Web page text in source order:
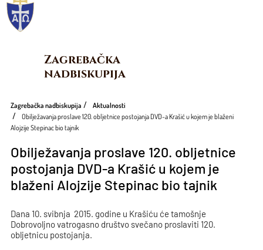
Zagrebačka
nadbiskupija
Zagrebačka nadbiskupija
Aktualnosti
Obilježavanja proslave 120. obljetnice postojanja DVD-a Krašić u kojem je blaženi
Alojzije Stepinac bio tajnik
Obilježavanja proslave 120. obljetnice
postojanja DVD-a Krašić u kojem je
blaženi Alojzije Stepinac bio tajnik
Dana 10. svibnja 2015. godine u Krašiću će tamošnje
Dobrovoljno vatrogasno društvo svečano proslaviti 120.
obljetnicu postojanja.